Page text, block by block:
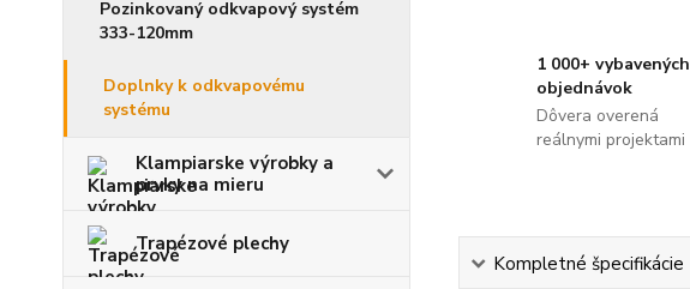
Pozinkovaný odkvapový systém
333-120mm
Doplnky k odkvapovému
systému
Klampiarske výrobky a
prvky na mieru
Trapézové plechy
1 000+ vybavených
objednávok
Dôvera overená
reálnymi projektami
Kompletné špecifikácie